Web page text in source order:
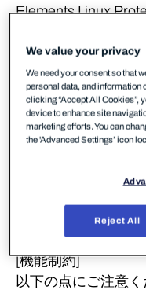
Elements Linux
[自動アクションご
「自動化されたア
されている場合、
Linux Protection イ
象リスクレベルに
該当すると、端末
意図しない端末が
ョンの範囲を
事前にご確認くださ
[機能制約]
以下の点にご注意く
We value your privacy
We need your consent so that
personal data, and information
clicking “Accept All Cookies”,
device to enhance site
marketing efforts. You can
the 'Advanced Settings’ icon
Reject All